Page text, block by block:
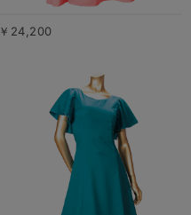
￥24,200